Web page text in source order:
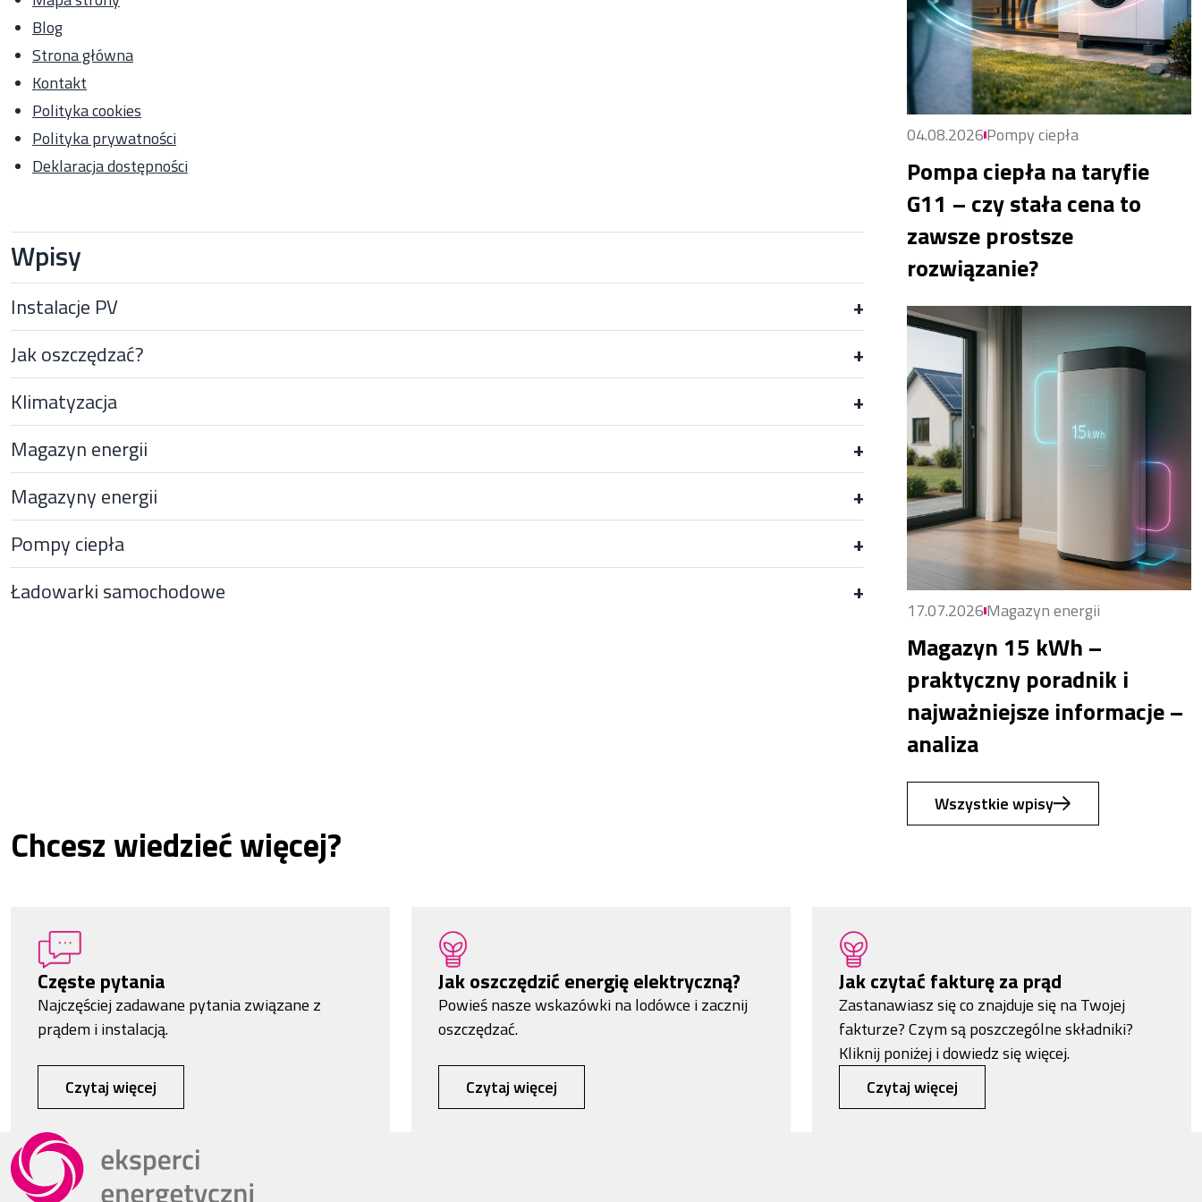
Blog
Strona główna
Kontakt
Polityka cookies
Polityka prywatności
Deklaracja dostępności
Wpisy
Instalacje PV
+
Jak oszczędzać?
+
Klimatyzacja
+
Magazyn energii
+
Magazyny energii
+
Pompy ciepła
+
Ładowarki samochodowe
+
04.08.2026Pompy ciepła
Pompa ciepła na taryfie
G11 – czy stała cena to
zawsze prostsze
rozwiązanie?
17.07.2026Magazyn energii
Magazyn 15 kWh –
praktyczny poradnik i
najważniejsze informacje –
analiza
Wszystkie wpisy
Chcesz wiedzieć więcej?
Częste pytania
Najczęściej zadawane pytania związane z
prądem i instalacją.
Czytaj więcej
Jak oszczędzić energię elektryczną?
Powieś nasze wskazówki na lodówce i zacznij
oszczędzać.
Czytaj więcej
Jak czytać fakturę za prąd
Zastanawiasz się co znajduje się na Twojej
fakturze? Czym są poszczególne składniki?
Kliknij poniżej i dowiedz się więcej.
Czytaj więcej